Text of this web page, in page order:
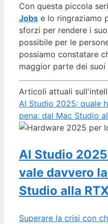
Con questa piccola
Jobs e lo ringraziamo
sforzi per rendere i
possibile per le
possiamo constatare
maggior parte dei
Articoli attuali
AI Studio 2025: quale
pena: dal Mac Studio
AI Studio
vale davvero
Studio alla
Superare la crisi con